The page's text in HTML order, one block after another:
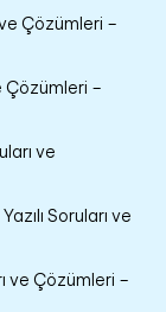
ve Çözümleri –
Çözümleri –
ve
Soruları ve
ve Çözümleri –